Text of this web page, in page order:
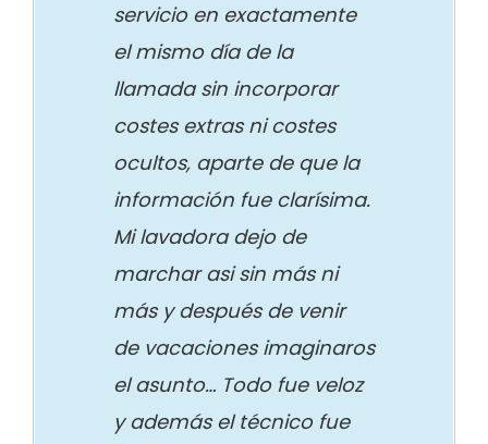
servicio en exactamente
el mismo día de la
llamada sin incorporar
costes extras ni costes
ocultos, aparte de que la
información fue clarísima.
Mi lavadora dejo de
marchar asi sin más ni
más y después de venir
de vacaciones imaginaros
el asunto… Todo fue veloz
y además el técnico fue